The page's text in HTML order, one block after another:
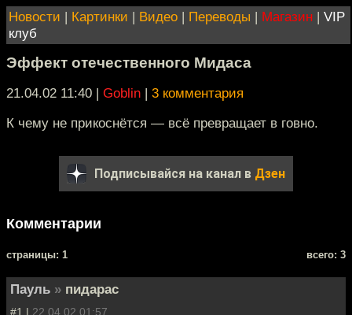
Новости | Картинки | Видео | Переводы | Магазин | VIP
клуб
Эффект отечественного Мидаса
21.04.02 11:40 | Goblin | 3 комментария
К чему не прикоснётся — всё превращает в говно.
Подписывайся на канал в Дзен
Комментарии
cтраницы: 1 всего: 3
Пауль » пидарас
#1 | 22.04.02 01:57